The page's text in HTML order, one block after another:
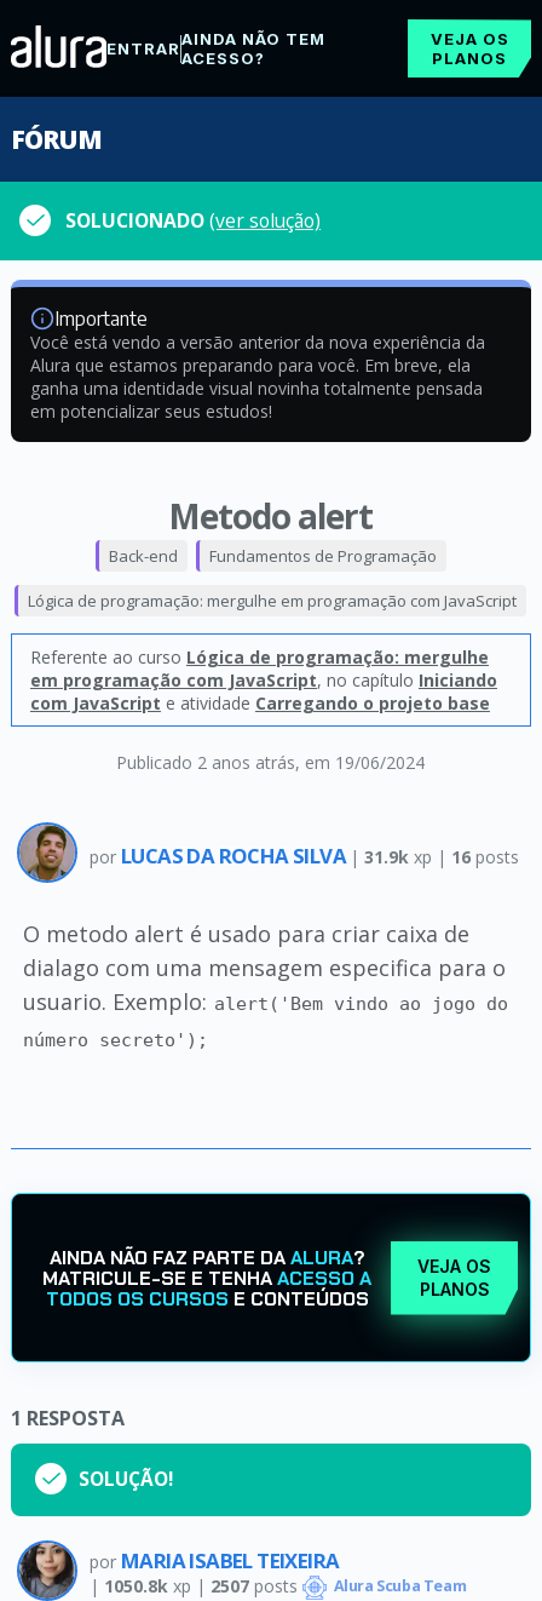
ENTRARAINDA NÃO TEM
ACESSO?
VEJA OS
PLANOS
FÓRUM
SOLUCIONADO(ver solução)
Importante
Você está vendo a versão anterior da nova experiência da
Alura que estamos preparando para você. Em breve, ela
ganha uma identidade visual novinha totalmente pensada
em potencializar seus estudos!
Metodo alert
Publicado 2 anos atrás, em 19/06/2024
Back-end Fundamentos de Programação
Lógica de programação: mergulhe em programação com JavaScript
Referente ao curso Lógica de programação: mergulhe
em programação com JavaScript, no capítulo Iniciando
com JavaScript e atividade Carregando o projeto base
por LUCAS DA ROCHA SILVA |31.9k xp | 16 posts
O metodo alert é usado para criar caixa de
dialago com uma mensagem especifica para o
usuario. Exemplo: alert('Bem vindo ao jogo do
número secreto');
AINDA NÃO FAZ PARTE DAALURA?
MATRICULE-SE E TENHAACESSO A
TODOS OS CURSOS E CONTEÚDOS
VEJA OS
PLANOS
1 RESPOSTA
SOLUÇÃO!
por MARIA ISABEL TEIXEIRA
| 1050.8k xp | 2507posts Alura Scuba Team